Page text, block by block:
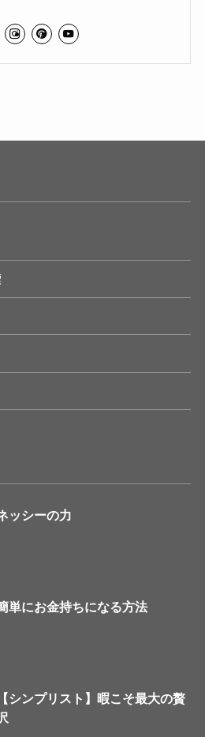
ッシーの力
単にお金持ちになる方法
【シンプリスト】暇こそ最大の贅